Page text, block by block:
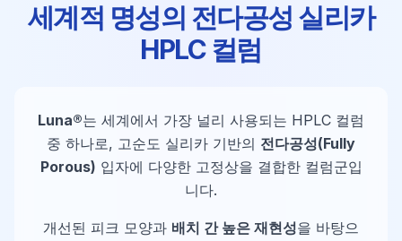
세계적 명성의 전다공성 실리카
HPLC 컬럼
Luna®는 세계에서 가장 널리 사용되는 HPLC 컬럼
중 하나로, 고순도 실리카 기반의 전다공성(Fully
Porous) 입자에 다양한 고정상을 결합한 컬럼군입
니다.
개선된 피크 모양과 배치 간 높은 재현성을 바탕으